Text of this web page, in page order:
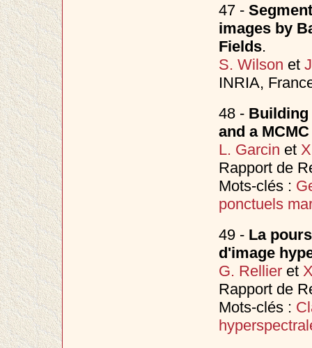
47 -
images by
Fields.
S. Wilson et
INRIA,
48 - Building
and a
L. Garcin et
Rapport de
Mots-clés :
ponctuels
49 - La
d'image
G. Rellieret
Rapport de
Mots-clés :